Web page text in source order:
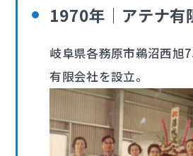
1970年｜アテナ有
岐阜県各務原市鵜沼西旭
有限会社を設立。